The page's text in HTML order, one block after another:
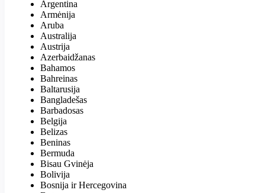
Argentina
Armėnija
Aruba
Australija
Austrija
Azerbaidžanas
Bahamos
Bahreinas
Baltarusija
Bangladešas
Barbadosas
Belgija
Belizas
Beninas
Bermuda
Bisau Gvinėja
Bolivija
Bosnija ir Hercegovina